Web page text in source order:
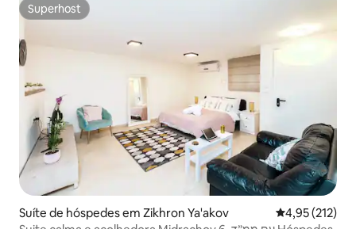
Superhost
Superhost
Suíte de hóspedes em Zikhron Ya'akov Classificação
4,95 (212)